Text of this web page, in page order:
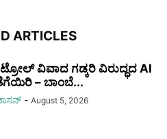
ARTICLES
ವಿವಾದ ಗಡ್ಕರಿ ವಿರುದ್ಧದ AI
– ಬಾಂಬೆ...
- August 5, 2026